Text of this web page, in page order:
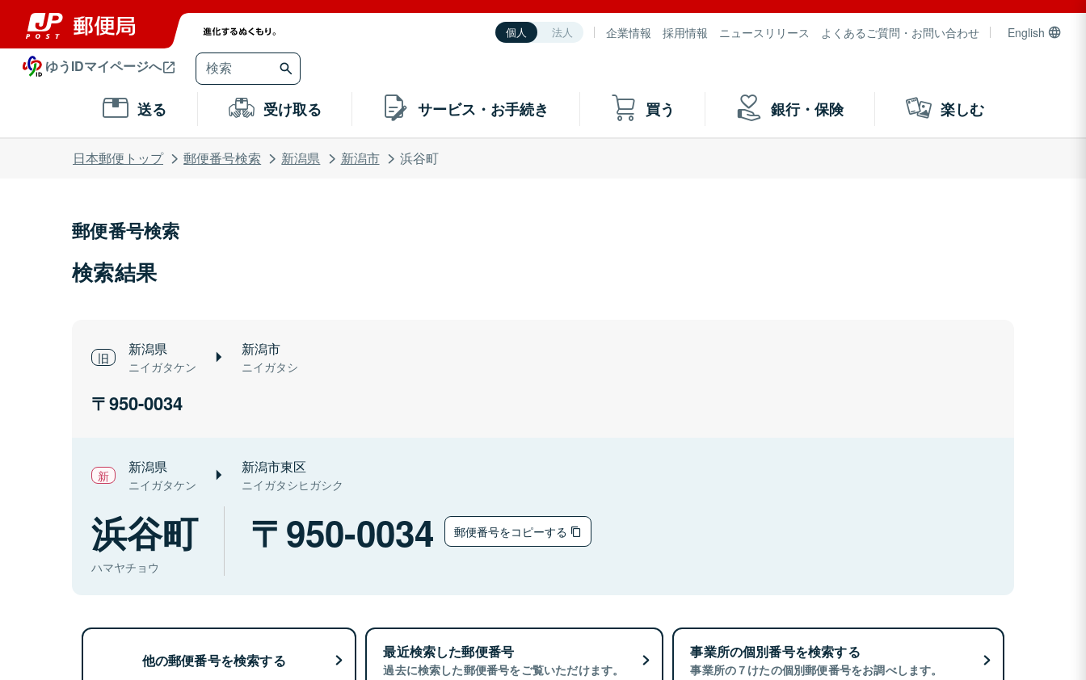
個人 法人 企業情報 採用情報 ニュースリリース よくあるご質問・お問い合わせ English
ゆうIDマイページへ
送る 受け取る サービス・お手続き 買う 銀行・保険 楽しむ
日本郵便トップ 郵便番号検索 新潟県 新潟市 浜谷町
郵便番号検索
検索結果
新潟県
ニイガタケン
新潟市
ニイガタシ
950-0034
新潟県
ニイガタケン
新潟市東区
ニイガタシヒガシク
浜谷町
ハマヤチョウ
950-0034 郵便番号をコピーする
他の郵便番号を検索する 最近検索した郵便番号
過去に検索した郵便番号をご覧いただけます。
事業所の個別番号を検索する
事業所の７けたの個別郵便番号をお調べします。